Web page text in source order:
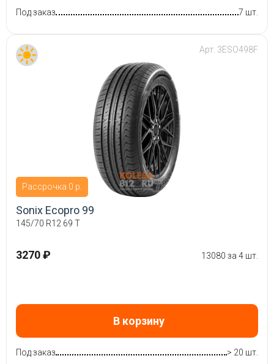
Под заказ 7 шт.
Рассрочка 0 р.
Арт: 3ESO498F
Sonix Ecopro 99
145/70 R12 69 T
3270 ₽ 13080 за 4 шт.
В корзину
Под заказ > 20 шт.